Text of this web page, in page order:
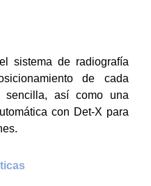
sistema de radiografía
de cada
sencilla, así como una
con Det-X para